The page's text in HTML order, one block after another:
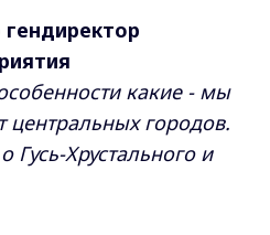
какие - мы
центральных городов.
Гусь-Хрустального и